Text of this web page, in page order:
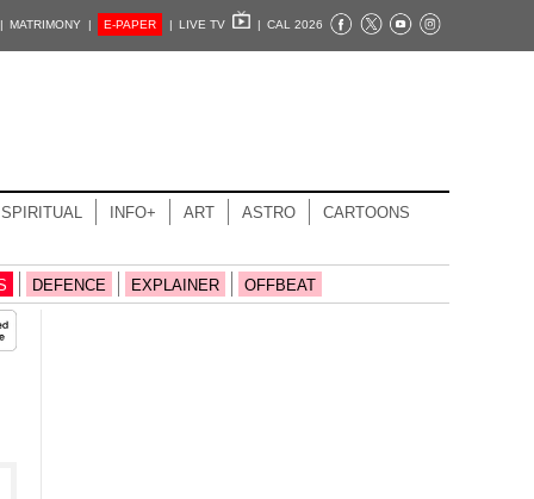
MATRIMONY | E-PAPER | LIVE TV | CAL 2026
SPIRITUAL INFO+ ART ASTRO CARTOONS
DEFENCE EXPLAINER OFFBEAT